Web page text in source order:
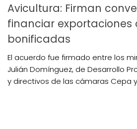
Avicultura: Firman
financiar exportaciones
bonificadas
El acuerdo fue firmado entre los
Julián Domínguez, de Desarrollo
y directivos de las cámaras Cepa